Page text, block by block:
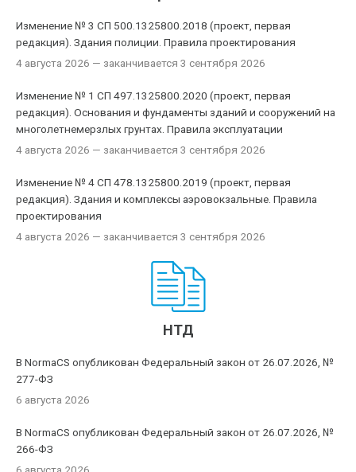
Изменение № 3 СП 500.1325800.2018 (проект, первая
редакция). Здания полиции. Правила проектирования
4 августа 2026 — заканчивается 3 сентября 2026
Изменение № 1 СП 497.1325800.2020 (проект, первая
редакция). Основания и фундаменты зданий и сооружений на
многолетнемерзлых грунтах. Правила эксплуатации
4 августа 2026 — заканчивается 3 сентября 2026
Изменение № 4 СП 478.1325800.2019 (проект, первая
редакция). Здания и комплексы аэровокзальные. Правила
проектирования
4 августа 2026 — заканчивается 3 сентября 2026
НТД
В NormaCS опубликован Федеральный закон от 26.07.2026, №
277-ФЗ
6 августа 2026
В NormaCS опубликован Федеральный закон от 26.07.2026, №
266-ФЗ